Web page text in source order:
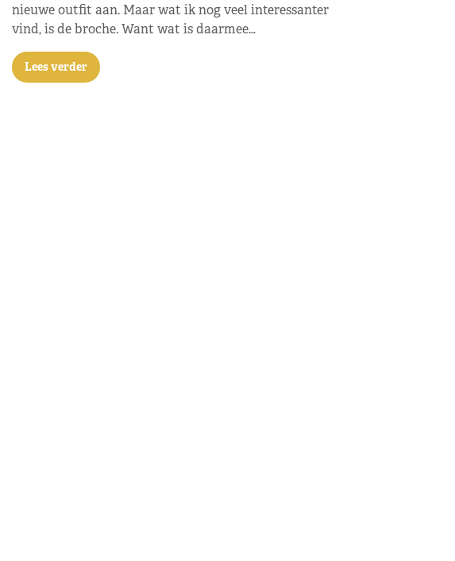
nieuwe outfit aan. Maar wat ik nog veel interessanter
vind, is de broche. Want wat is daarmee…
Lees verder